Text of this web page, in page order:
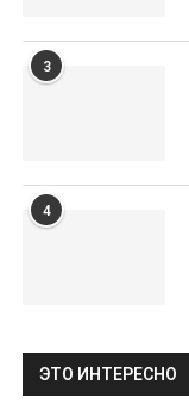
3
4
ЭТО ИНТЕРЕСНО